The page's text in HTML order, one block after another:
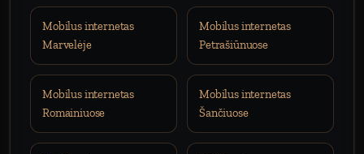
Mobilus internetas
Marvelėje
Mobilus internetas
Petrašiūnuose
Mobilus internetas
Romainiuose
Mobilus internetas
Šančiuose